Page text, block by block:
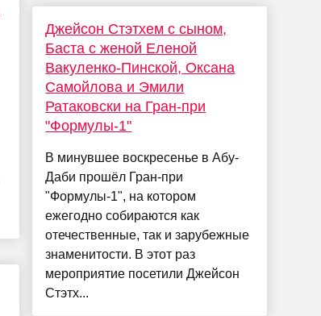
Джейсон Стэтхем с сыном,
Баста с женой Еленой
Вакуленко-Пинской, Оксана
Самойлова и Эмили
Ратаковски на Гран-при
"Формулы-1"
В минувшее воскресенье в Абу-
Даби прошёл Гран-при
"Формулы-1", на котором
ежегодно собираются как
отечественные, так и зарубежные
знаменитости. В этот раз
мероприятие посетили Джейсон
Стэтх...